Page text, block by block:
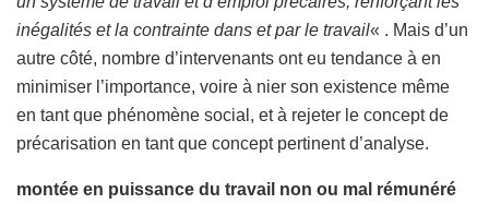
inégalités et la contrainte dans et par le travail« . Mais d’un
autre côté, nombre d’intervenants ont eu tendance à en
minimiser l’importance, voire à nier son existence même
en tant que phénomène social, et à rejeter le concept de
précarisation en tant que concept pertinent d’analyse.
montée en puissance du travail non ou mal rémunéré